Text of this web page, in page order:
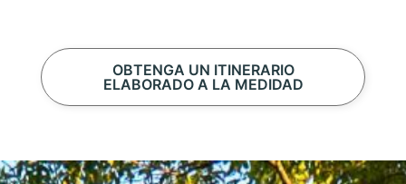
OBTENGA UN ITINERARIO
ELABORADO A LA MEDIDAD